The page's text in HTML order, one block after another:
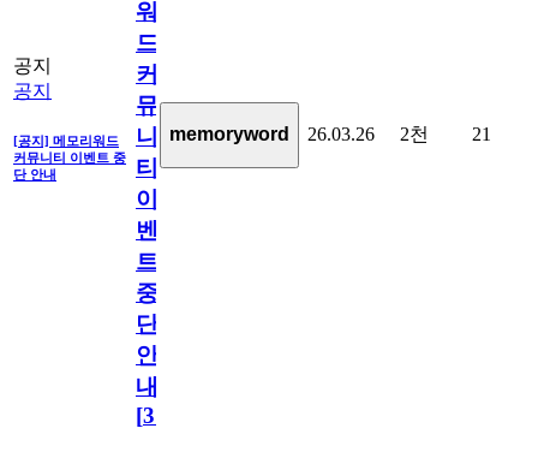
공지
공지
[공지] 메모리워드
커뮤니티 이벤트 중
단 안내
워
드
커
뮤
니
티
이
벤
트
중
단
안
내
[31
memoryword 26.03.26 2천 21